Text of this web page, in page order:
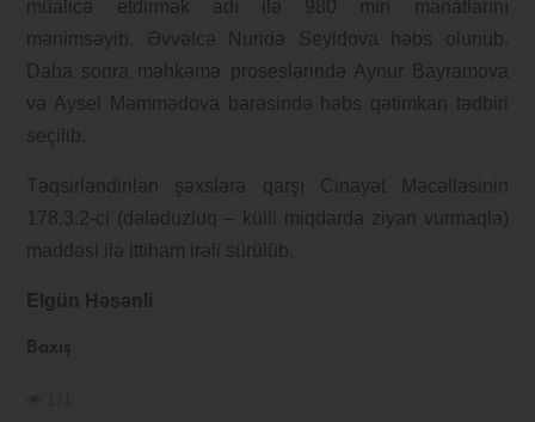
Baxış
müalicə etdirmək adı ilə 980 min manatlarını
mənimsəyib. Əvvəlcə Nuridə Seyidova həbs olunub.
Daha sonra məhkəmə proseslərində Aynur Bayramova
və Aysel Məmmədova barəsində həbs qətimkan tədbiri
seçilib.
Təqsirləndirilən şəxslərə qarşı Cinayət Məcəlləsinin
178.3.2-ci (dələduzluq – külli miqdarda ziyan vurmaqla)
maddəsi ilə ittiham irəli sürülüb.
Elgün Həsənli